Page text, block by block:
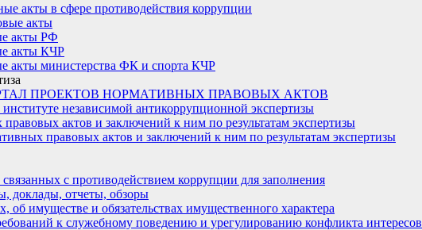
акты в сфере противодействия коррупции
акты
акты РФ
акты КЧР
акты министерства ФК и спорта КЧР
ПРОЕКТОВ НОРМАТИВНЫХ ПРАВОВЫХ АКТОВ
независимой антикоррупционной экспертизы
актов и заключений к ним по результатам экспертизы
правовых актов и заключений к ним по результатам экспертизы
с противодействием коррупции для заполнения
доклады, отчеты, обзоры
об имуществе и обязательствах имущественного характера
к служебному поведению и урегулированию конфликта интересов